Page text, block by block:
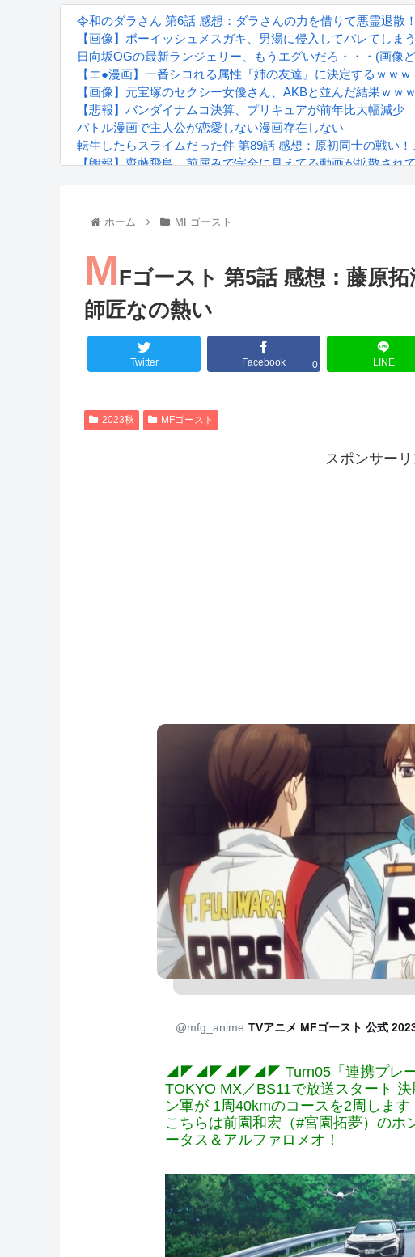
令和のダラさん 第6話 感想：ダラさんの力を借りて悪霊退散
【画像】ボーイッシュメスガキ、男湯に侵入してバレてしま
日向坂OGの最新ランジェリー、もうエグいだろ・・・(画像
【エ●漫画】一番シコれる属性『姉の友達』に決定するｗｗｗ
【画像】元宝塚のセクシー女優さん、AKBと並んだ結果ｗｗ
【悲報】バンダイナムコ決算、プリキュアが前年比大幅減少
バトル漫画で主人公が恋愛しない漫画存在しない
転生したらスライムだった件 第89話 感想：原初同士の戦い
【朗報】齋藤飛鳥、前屈みで完全に見えてる動画が拡散され
るろうに剣心 -明治剣客浪漫譚- 京都動乱 第33話の感想
Powered by livedoor 相互RSS
ホーム MFゴースト
MFゴースト 第5話 感想：藤原
師匠なの熱い
Twitter Facebook 0 LINE
2023秋 MFゴースト
スポンサーリ
@mfg_anime TVアニメ MFゴースト 公式
◢◤◢◤◢◤◢◤ Turn05「連携プ
TOKYO MX／BS11で放送スタート
ン軍が 1周40kmのコースを2周します
こちらは前園和宏（#宮園拓夢）のホ
ータス＆アルファロメオ！